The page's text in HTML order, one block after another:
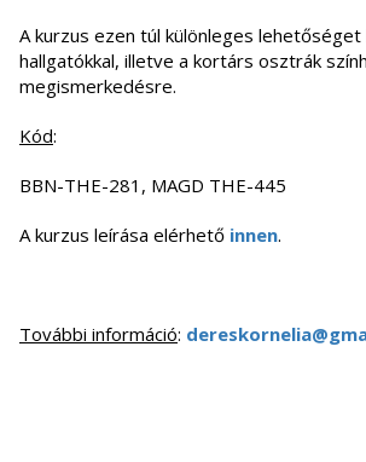
A kurzus ezen túl különleges
hallgatókkal, illetve a kortárs osztrák
megismerkedésre.
Kód:
BBN-THE-281, MAGD THE-445
A kurzus leírása elérhető innen.
További információ: